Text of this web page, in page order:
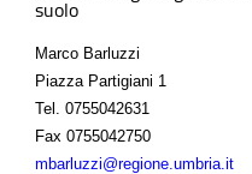
suolo
Marco Barluzzi
Piazza Partigiani 1
Tel.
0755042631
Fax 0755042750
mbarluzzi@regione.umbria.it